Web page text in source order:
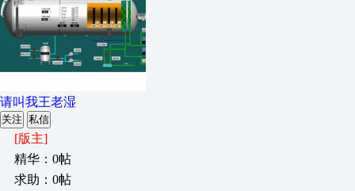
请叫我王老湿
关注 私信
[版主]
精华：0帖
求助：0帖